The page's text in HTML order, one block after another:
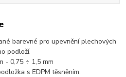
barevné pro upevnění plechových
podloží.
- 0,75 ÷ 1,5 mm
s EDPM těsněním.